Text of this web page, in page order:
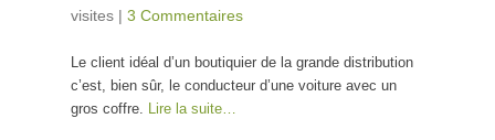
visites | 3 Commentaires
Le client idéal d’un boutiquier de la grande distribution
c’est, bien sûr, le conducteur d’une voiture avec un
gros coffre. Lire la suite…